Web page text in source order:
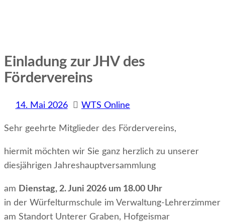
Einladung zur JHV des
Fördervereins
14. Mai 2026 WTS Online
Sehr geehrte Mitglieder des Fördervereins,
hiermit möchten wir Sie ganz herzlich zu unserer
diesjährigen Jahreshauptversammlung
am Dienstag, 2. Juni 2026 um 18.00 Uhr
in der Würfelturmschule im Verwaltung-Lehrerzimmer
am Standort Unterer Graben, Hofgeismar